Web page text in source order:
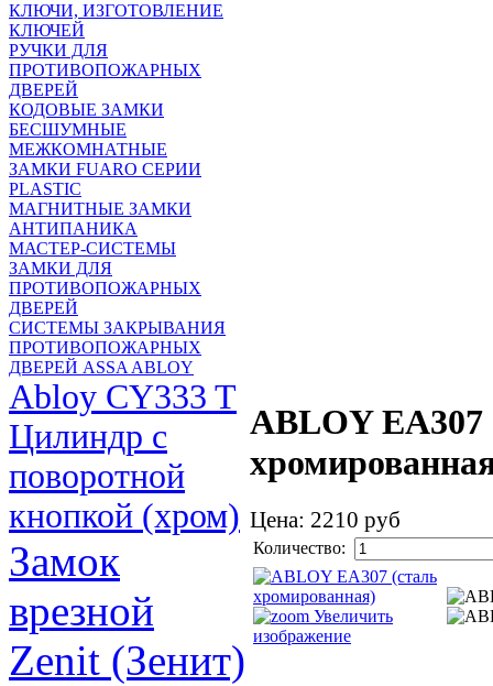
КЛЮЧИ, ИЗГОТОВЛЕНИЕ
КЛЮЧЕЙ
РУЧКИ ДЛЯ
ПРОТИВОПОЖАРНЫХ
ДВЕРЕЙ
КОДОВЫЕ ЗАМКИ
БЕСШУМНЫЕ
МЕЖКОМНАТНЫЕ
ЗАМКИ FUARO СЕРИИ
PLASTIC
МАГНИТНЫЕ ЗАМКИ
АНТИПАНИКА
МАСТЕР-СИСТЕМЫ
ЗАМКИ ДЛЯ
ПРОТИВОПОЖАРНЫХ
ДВЕРЕЙ
СИСТЕМЫ ЗАКРЫВАНИЯ
ПРОТИВОПОЖАРНЫХ
ДВЕРЕЙ ASSA ABLOY
ABLOY EA307
Цена: 2210 руб
Количество:
Увеличить
изображение
Abloy CY333 T
Цилиндр с
поворотной
кнопкой (хром)
Замок
врезной
Zenit (Зенит)